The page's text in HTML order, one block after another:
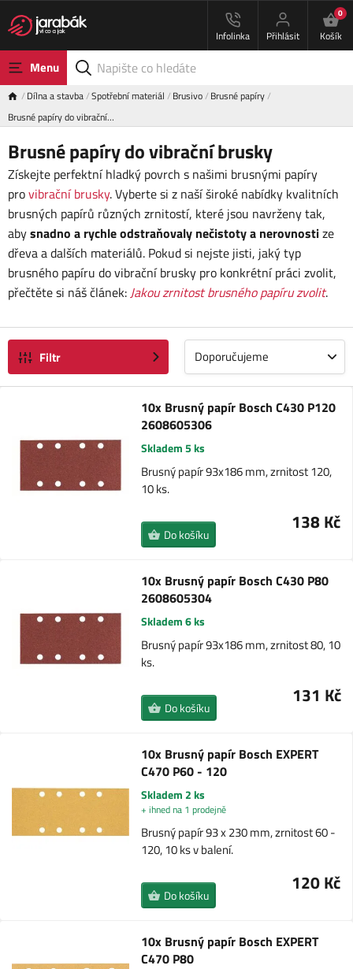
Infolinka Přihlásit
0
Košík
Menu
Dílna a stavba Spotřební materiál Brusivo Brusné papíry
Brusné papíry do vibrační…
Brusné papíry do vibrační brusky
Získejte perfektní hladký povrch s našimi brusnými papíry
provibrační brusky. Vyberte si z naší široké nabídky kvalitních
brusných papírů různých zrnitostí, které jsou navrženy tak,
abysnadno a rychle odstraňovaly nečistoty a nerovnostize
dřeva a dalších materiálů. Pokud si nejste jisti, jaký typ
brusného papíru do vibrační brusky pro konkrétní práci zvolit,
přečtěte si náš článek:Jakou zrnitost brusného papíru zvolit.
Filtr Doporučujeme
10x Brusný papír Bosch C430 P120
2608605306
Skladem 5 ks
Brusný papír 93x186 mm, zrnitost 120,
10 ks.
138 Kč
Do košíku
10x Brusný papír Bosch C430 P80
2608605304
Skladem 6 ks
Brusný papír 93x186 mm, zrnitost 80, 10
ks.
131 Kč
Do košíku
10x Brusný papír Bosch EXPERT
C470 P60 - 120
Skladem 2 ks
+ ihned na 1 prodejně
Brusný papír 93 x 230 mm, zrnitost 60 -
120, 10 ks v balení.
120 Kč
Do košíku
10x Brusný papír Bosch EXPERT
C470 P80